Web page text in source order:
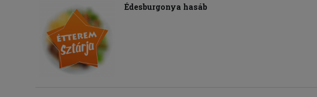
Édesburgonya hasáb